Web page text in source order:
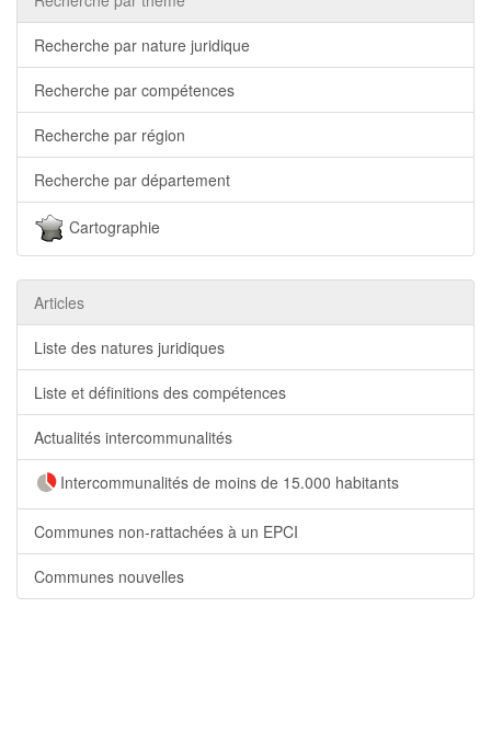
Recherche par nature juridique
Recherche par compétences
Recherche par région
Recherche par département
Cartographie
Articles
Liste des natures juridiques
Liste et définitions des compétences
Actualités intercommunalités
Intercommunalités de moins de 15.000 habitants
Communes non-rattachées à un EPCI
Communes nouvelles